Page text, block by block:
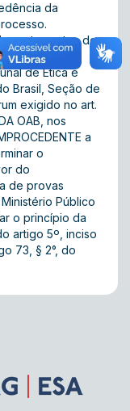
da
estes autos de
os
de Ética e
Brasil, Seção de
exigido no art.
OAB, nos
a
o
do
de provas
Público
o princípio da
artigo 5º, inciso
73, § 2°, do